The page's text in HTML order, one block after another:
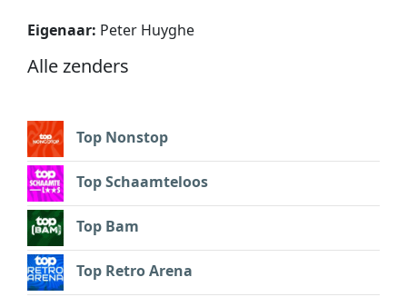
Eigenaar: Peter Huyghe
Alle zenders
Top Nonstop
Top Schaamteloos
Top Bam
Top Retro Arena